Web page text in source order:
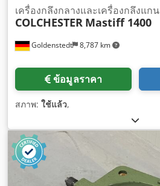
Goldenstedt 8,787 km
เครื่องกลึงกลางและเครื่องกลึงแกน
COLCHESTER Mastiff 1400
ข้อมูลราคา
สภาพ: ใช้แล้ว,